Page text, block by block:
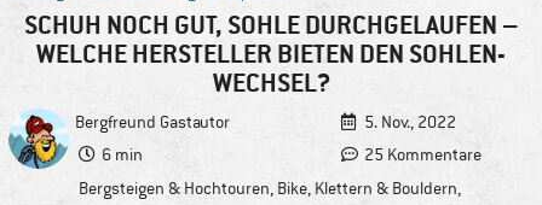
SCHUH NOCH GUT, SOHLE DURCHGELAUFEN –
WELCHE HERSTELLER BIETEN DEN SOHLEN-
WECHSEL?
Bergfreund Gastautor
5. Nov., 2022
6 min
25 Kommentare
Bergsteigen & Hochtouren, Bike, Klettern & Bouldern,